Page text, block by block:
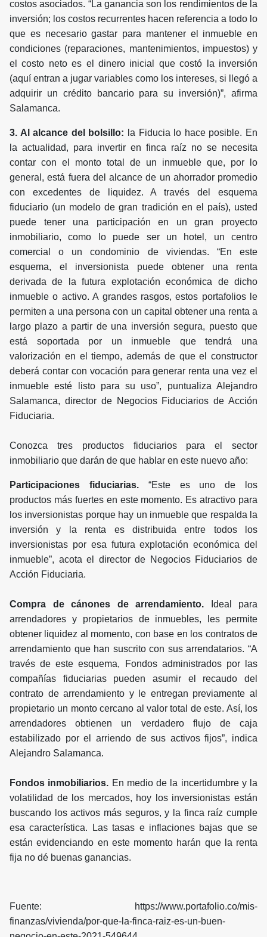
costos asociados. “La ganancia son los rendimientos de la
inversión; los costos recurrentes hacen referencia a todo lo
que es necesario gastar para mantener el inmueble en
condiciones (reparaciones, mantenimientos, impuestos) y
el costo neto es el dinero inicial que costó la inversión
(aquí entran a jugar variables como los intereses, si llegó a
adquirir un crédito bancario para su inversión)”, afirma
Salamanca.
3. Al alcance del bolsillo: la Fiducia lo hace posible. En
la actualidad, para invertir en finca raíz no se necesita
contar con el monto total de un inmueble que, por lo
general, está fuera del alcance de un ahorrador promedio
con excedentes de liquidez. A través del esquema
fiduciario (un modelo de gran tradición en el país), usted
puede tener una participación en un gran proyecto
inmobiliario, como lo puede ser un hotel, un centro
comercial o un condominio de viviendas. “En este
esquema, el inversionista puede obtener una renta
derivada de la futura explotación económica de dicho
inmueble o activo. A grandes rasgos, estos portafolios le
permiten a una persona con un capital obtener una renta a
largo plazo a partir de una inversión segura, puesto que
está soportada por un inmueble que tendrá una
valorización en el tiempo, además de que el constructor
deberá contar con vocación para generar renta una vez el
inmueble esté listo para su uso”, puntualiza Alejandro
Salamanca, director de Negocios Fiduciarios de Acción
Fiduciaria.
Conozca tres productos fiduciarios para el sector
inmobiliario que darán de que hablar en este nuevo año:
Participaciones fiduciarias.“Este es uno de los
productos más fuertes en este momento. Es atractivo para
los inversionistas porque hay un inmueble que respalda la
inversión y la renta es distribuida entre todos los
inversionistas por esa futura explotación económica del
inmueble”, acota el director de Negocios Fiduciarios de
Acción Fiduciaria.
Compra de cánones de arrendamiento.
Ideal para
arrendadores y propietarios de inmuebles, les permite
obtener liquidez al momento, con base en los contratos de
arrendamiento que han suscrito con sus arrendatarios. “A
través de este esquema, Fondos administrados por las
compañías fiduciarias pueden asumir el recaudo del
contrato de arrendamiento y le entregan previamente al
propietario un monto cercano al valor total de este. Así, los
arrendadores obtienen un verdadero flujo de caja
estabilizado por el arriendo de sus activos fijos”, indica
Alejandro Salamanca.
Fondos inmobiliarios. En medio de la incertidumbre y la
volatilidad de los mercados, hoy los inversionistas están
buscando los activos más seguros, y la finca raíz cumple
esa característica. Las tasas e inflaciones bajas que se
están evidenciando en este momento harán que la renta
fija no dé buenas ganancias.
Fuente: https://www.portafolio.co/mis-
finanzas/vivienda/por-que-la-finca-raiz-es-un-buen-